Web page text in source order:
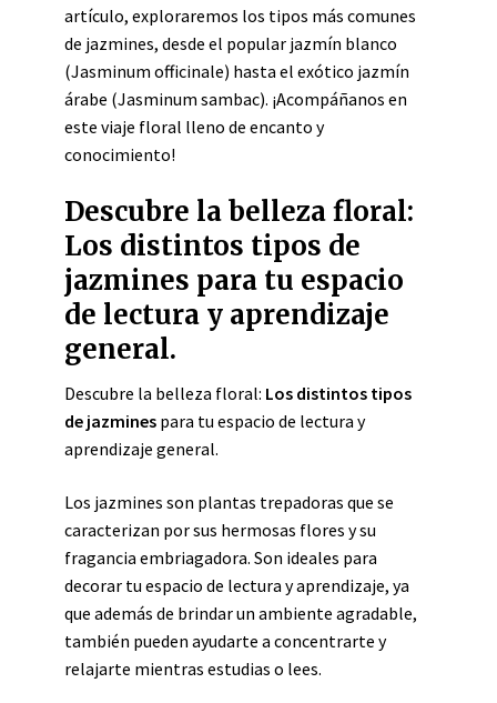
artículo, exploraremos los tipos más comunes
de jazmines, desde el popular jazmín blanco
(Jasminum officinale) hasta el exótico jazmín
árabe (Jasminum sambac). ¡Acompáñanos en
este viaje floral lleno de encanto y
conocimiento!
Descubre la belleza floral:
Los distintos tipos de
jazmines para tu espacio
de lectura y aprendizaje
general.
Descubre la belleza floral: Los distintos tipos
de jazmines para tu espacio de lectura y
aprendizaje general.
Los jazmines son plantas trepadoras que se
caracterizan por sus hermosas flores y su
fragancia embriagadora. Son ideales para
decorar tu espacio de lectura y aprendizaje, ya
que además de brindar un ambiente agradable,
también pueden ayudarte a concentrarte y
relajarte mientras estudias o lees.